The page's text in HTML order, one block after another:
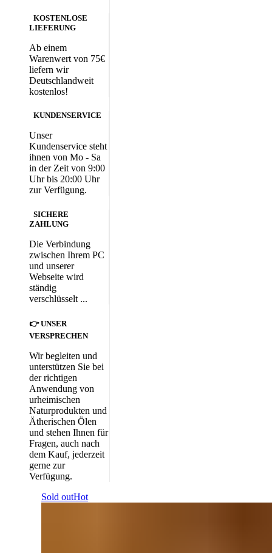
KOSTENLOSE
LIEFERUNG
Ab einem
Warenwert von 75€
liefern wir
Deutschlandweit
kostenlos!
KUNDENSERVICE
Unser
Kundenservice steht
ihnen von Mo - Sa
in der Zeit von 9:00
Uhr bis 20:00 Uhr
zur Verfügung.
SICHERE
ZAHLUNG
Die Verbindung
zwischen Ihrem PC
und unserer
Webseite wird
ständig
verschlüsselt ...
👉 UNSER
VERSPRECHEN
Wir begleiten und
unterstützen Sie bei
der richtigen
Anwendung von
urheimischen
Naturprodukten und
Ätherischen Ölen
und stehen Ihnen für
Fragen, auch nach
dem Kauf, jederzeit
gerne zur
Verfügung.
Sold outHot